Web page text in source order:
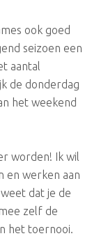
ook goed
seizoen een
aantal
de donderdag
het weekend
worden! Ik wil
en werken aan
dat je de
zelf de
het toernooi.